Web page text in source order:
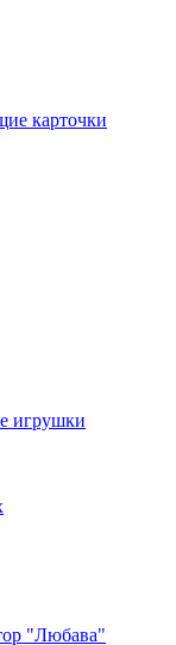
карточки
игрушки